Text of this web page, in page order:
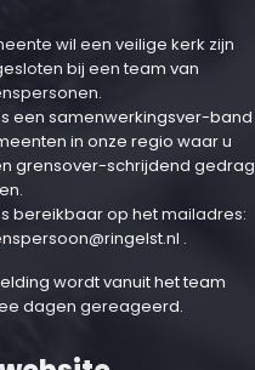
wil een veilige kerk zijn
bij een team van
een samenwerkingsver-band
in onze regio waar u
grensover-schrijdend gedrag
bereikbaar op het mailadres:
.
wordt vanuit het team
dagen gereageerd.